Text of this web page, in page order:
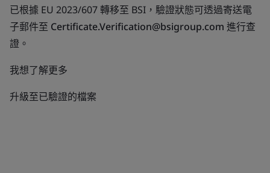
已根據 EU 2023/607 轉移至 BSI，驗證狀態可透過寄送電
子郵件至 Certificate.Verification@bsigroup.com 進行查
證。
我想了解更多
升級至已驗證的檔案